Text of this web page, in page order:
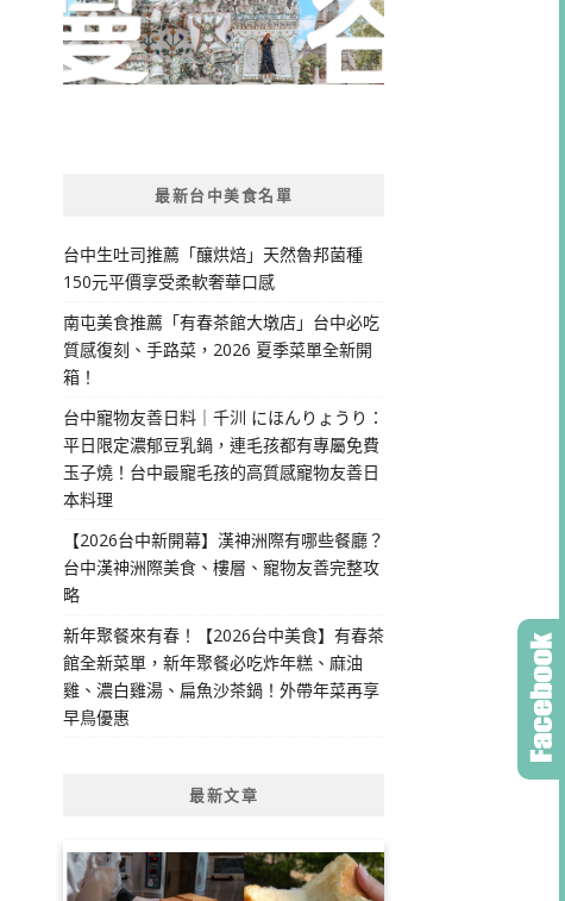
最新台中美食名單
台中生吐司推薦「釀烘焙」天然魯邦菌種
150元平價享受柔軟奢華口感
南屯美食推薦「有春茶館大墩店」台中必吃
質感復刻、手路菜，2026 夏季菜單全新開
箱！
台中寵物友善日料｜千汌 にほんりょうり：
平日限定濃郁豆乳鍋，連毛孩都有專屬免費
玉子燒！台中最寵毛孩的高質感寵物友善日
本料理
【2026台中新開幕】漢神洲際有哪些餐廳？
台中漢神洲際美食、樓層、寵物友善完整攻
略
新年聚餐來有春！【2026台中美食】有春茶
館全新菜單，新年聚餐必吃炸年糕、麻油
雞、濃白雞湯、扁魚沙茶鍋！外帶年菜再享
早鳥優惠
最新文章